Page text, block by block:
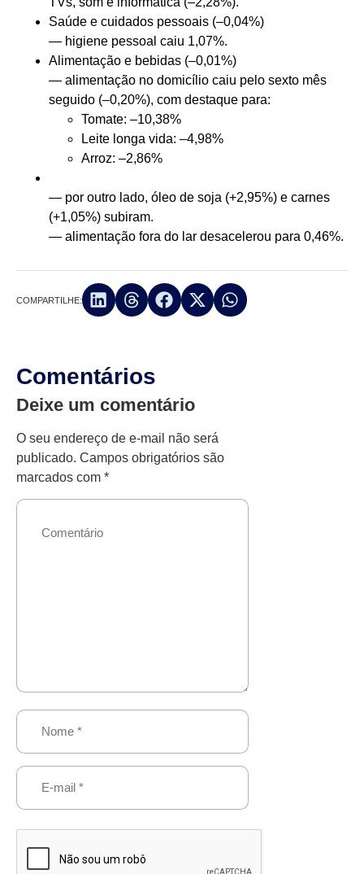
Saúde e cuidados pessoais (–0,04%)
— higiene pessoal caiu 1,07%.
Alimentação e bebidas (–0,01%)
— alimentação no domicílio caiu pelo sexto mês
seguido (–0,20%), com destaque para:
Tomate: –10,38%
Leite longa vida: –4,98%
Arroz: –2,86%
— por outro lado, óleo de soja (+2,95%) e carnes
(+1,05%) subiram.
— alimentação fora do lar desacelerou para 0,46%.
COMPARTILHE:
Comentários
Deixe um comentário
O seu endereço de e-mail não será
publicado. Campos obrigatórios são
marcados com *